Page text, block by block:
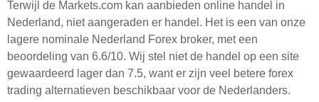
Terwijl de Markets.com kan aanbieden online handel in
Nederland, niet aangeraden er handel. Het is een van onze
lagere nominale Nederland Forex broker, met een
beoordeling van 6.6/10. Wij stel niet de handel op een site
gewaardeerd lager dan 7.5, want er zijn veel betere forex
trading alternatieven beschikbaar voor de Nederlanders.